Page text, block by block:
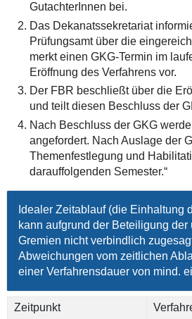
GutachterInnen bei.
Das Dekanatssekretariat
Prüfungsamt über die
merkt einen GKG-Termin im
Eröffnung des Verfahrens vor.
Der FBR beschließt über die
und teilt diesen Beschluss der
Nach Beschluss der GKG
angefordert. Nach Auslage der
Themenfestlegung und
darauffolgenden Semester.“
Idealer Zeitablauf (die Einhaltung
kann aufgrund der Beteiligung
Gremien nicht verbindlich
Abweichungen vom zeitlichen
einer Verfahrensdauer von mind.
Zeitpunkt